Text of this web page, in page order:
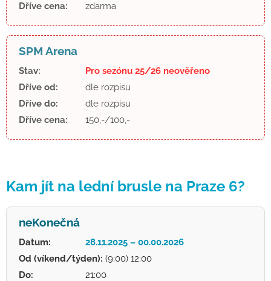
Dříve cena:
zdarma
SPM Arena
Stav:
Pro sezónu 25/26 neověřeno
Dříve od:
dle rozpisu
Dříve do:
dle rozpisu
Dříve cena:
150,-/100,-
Kam jít na lední brusle na Praze 6?
neKonečná
Datum:
28.11.2025 – 00.00.2026
Od (víkend/týden): (9:00) 12:00
Do:
21:00